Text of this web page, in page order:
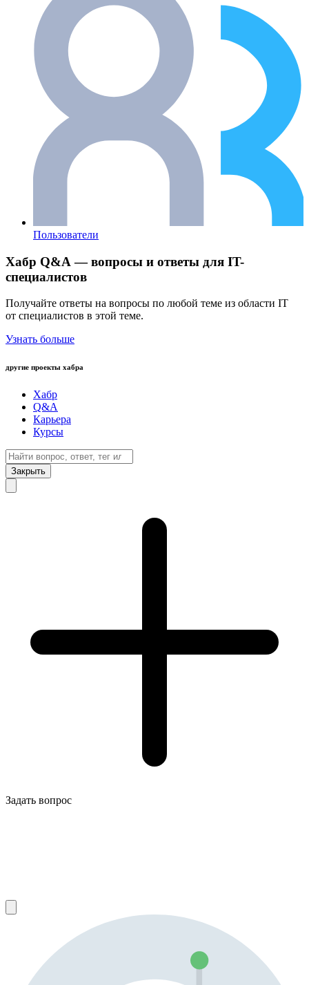
Пользователи
Хабр Q&A — вопросы и ответы для IT-
специалистов
Получайте ответы на вопросы по любой теме из области IT
от специалистов в этой теме.
Узнать больше
другие проекты хабра
Хабр
Q&A
Карьера
Курсы
Закрыть
Задать вопрос